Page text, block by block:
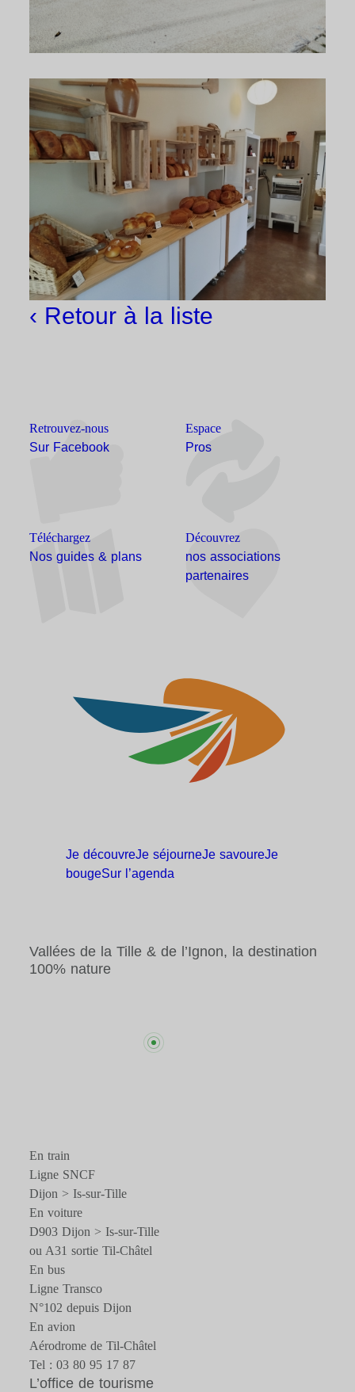
‹ Retour à la liste
Retrouvez-nous
Sur Facebook
Espace
Pros
Téléchargez
Nos guides & plans
Découvrez
nos associations
partenaires
Je découvreJe séjourneJe savoureJe
bougeSur l’agenda
Vallées de la Tille & de l’Ignon, la destination
100% nature
En train
Ligne SNCF
Dijon > Is-sur-Tille
En voiture
D903 Dijon > Is-sur-Tille
ou A31 sortie Til-Châtel
En bus
Ligne Transco
N°102 depuis Dijon
En avion
Aérodrome de Til-Châtel
Tel : 03 80 95 17 87
L’office de tourisme